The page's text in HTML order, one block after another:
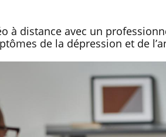
à distance avec un
de la dépression et de